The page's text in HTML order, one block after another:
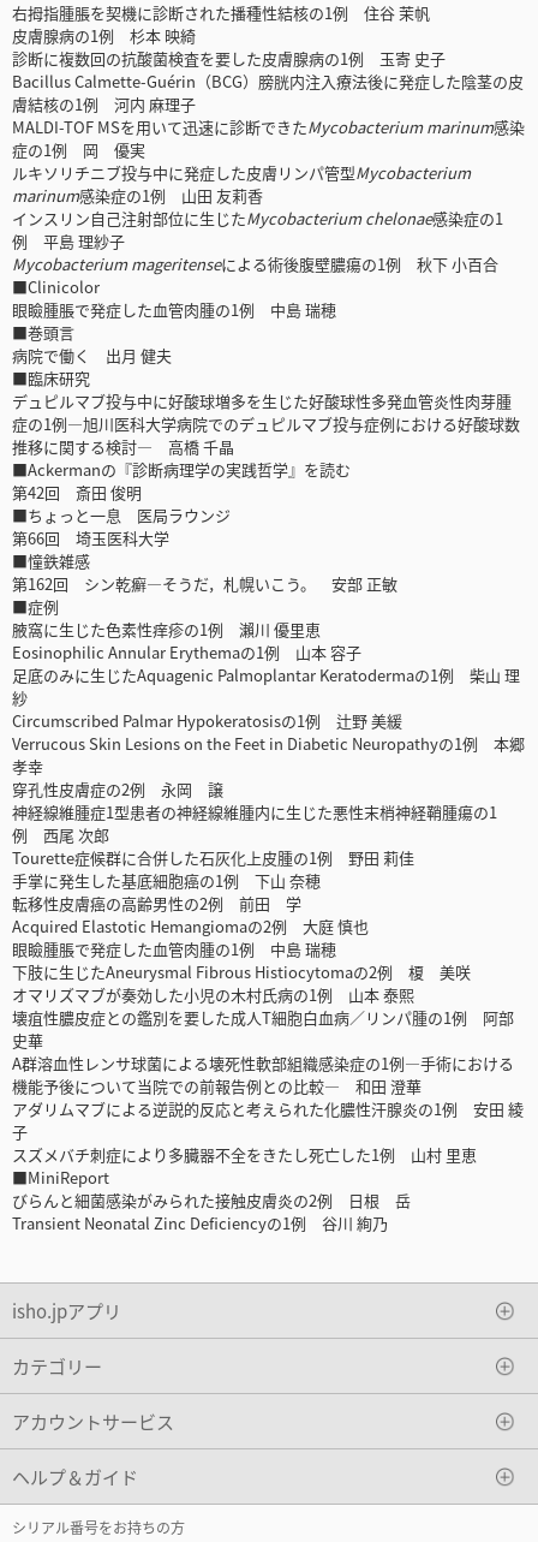
右拇指腫脹を契機に診断された播種性結核の1例 住谷 茉帆
皮膚腺病の1例 杉本 映綺
診断に複数回の抗酸菌検査を要した皮膚腺病の1例 玉寄 史子
Bacillus Calmette-Guérin（BCG）膀胱内注入療法後に発症した陰茎の皮
膚結核の1例 河内 麻理子
MALDI-TOF MSを用いて迅速に診断できたMycobacterium marinum感染
症の1例 岡 優実
ルキソリチニブ投与中に発症した皮膚リンパ管型Mycobacterium
marinum感染症の1例 山田 友莉香
インスリン自己注射部位に生じたMycobacterium chelonae感染症の1
例 平島 理紗子
Mycobacterium mageritenseによる術後腹壁膿瘍の1例 秋下 小百合
■Clinicolor
眼瞼腫脹で発症した血管肉腫の1例 中島 瑞穂
■巻頭言
病院で働く 出月 健夫
■臨床研究
デュピルマブ投与中に好酸球増多を生じた好酸球性多発血管炎性肉芽腫
症の1例―旭川医科大学病院でのデュピルマブ投与症例における好酸球数
推移に関する検討― 高橋 千晶
■Ackermanの『診断病理学の実践哲学』を読む
第42回 斎田 俊明
■ちょっと一息 医局ラウンジ
第66回 埼玉医科大学
■憧鉄雑感
第162回 シン乾癬―そうだ，札幌いこう。 安部 正敏
■症例
腋窩に生じた色素性痒疹の1例 瀨川 優里恵
Eosinophilic Annular Erythemaの1例 山本 容子
足底のみに生じたAquagenic Palmoplantar Keratodermaの1例 柴山 理
紗
Circumscribed Palmar Hypokeratosisの1例 辻野 美緩
Verrucous Skin Lesions on the Feet in Diabetic Neuropathyの1例 本郷
孝幸
穿孔性皮膚症の2例 永岡 譲
神経線維腫症1型患者の神経線維腫内に生じた悪性末梢神経鞘腫瘍の1
例 西尾 次郎
Tourette症候群に合併した石灰化上皮腫の1例 野田 莉佳
手掌に発生した基底細胞癌の1例 下山 奈穂
転移性皮膚癌の高齢男性の2例 前田 学
Acquired Elastotic Hemangiomaの2例 大庭 慎也
眼瞼腫脹で発症した血管肉腫の1例 中島 瑞穂
下肢に生じたAneurysmal Fibrous Histiocytomaの2例 榎 美咲
オマリズマブが奏効した小児の木村氏病の1例 山本 泰熙
壊疽性膿皮症との鑑別を要した成人T細胞白血病／リンパ腫の1例 阿部
史華
A群溶血性レンサ球菌による壊死性軟部組織感染症の1例―手術における
機能予後について当院での前報告例との比較― 和田 澄華
アダリムマブによる逆説的反応と考えられた化膿性汗腺炎の1例 安田 綾
子
スズメバチ刺症により多臓器不全をきたし死亡した1例 山村 里恵
■MiniReport
びらんと細菌感染がみられた接触皮膚炎の2例 日根 岳
Transient Neonatal Zinc Deficiencyの1例 谷川 絢乃
isho.jpアプリ
カテゴリー
アカウントサービス
ヘルプ＆ガイド
シリアル番号をお持ちの方